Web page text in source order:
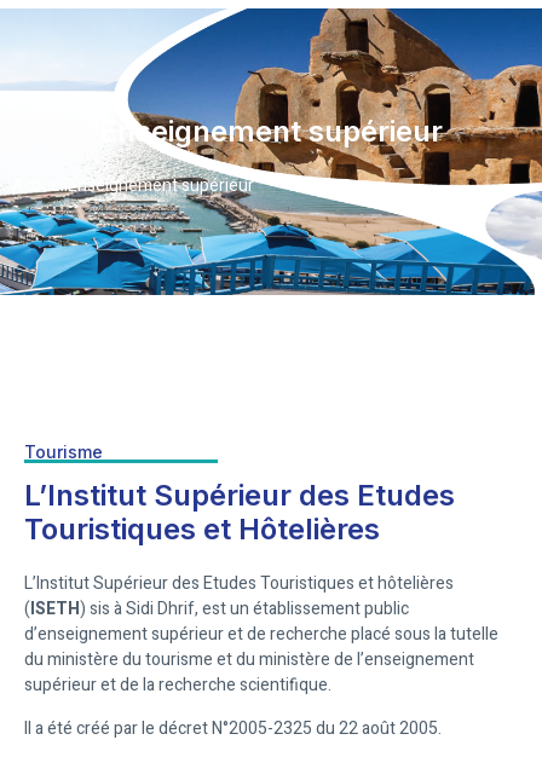
Enseignement supérieur
AccueilEnseignement supérieur
Tourisme
L’Institut Supérieur des Etudes
Touristiques et Hôtelières
L’Institut Supérieur des Etudes Touristiques et hôtelières
(ISETH) sis à Sidi Dhrif, est un établissement public
d’enseignement supérieur et de recherche placé sous la tutelle
du ministère du tourisme et du ministère de l’enseignement
supérieur et de la recherche scientifique.
Il a été créé par le décret N°2005-2325 du 22 août 2005.